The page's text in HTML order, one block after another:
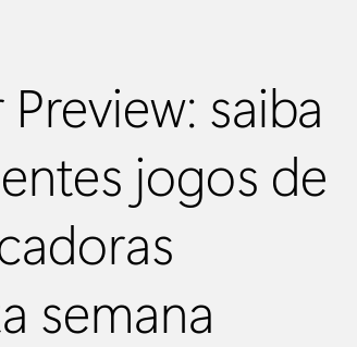
saiba
jogos de
semana